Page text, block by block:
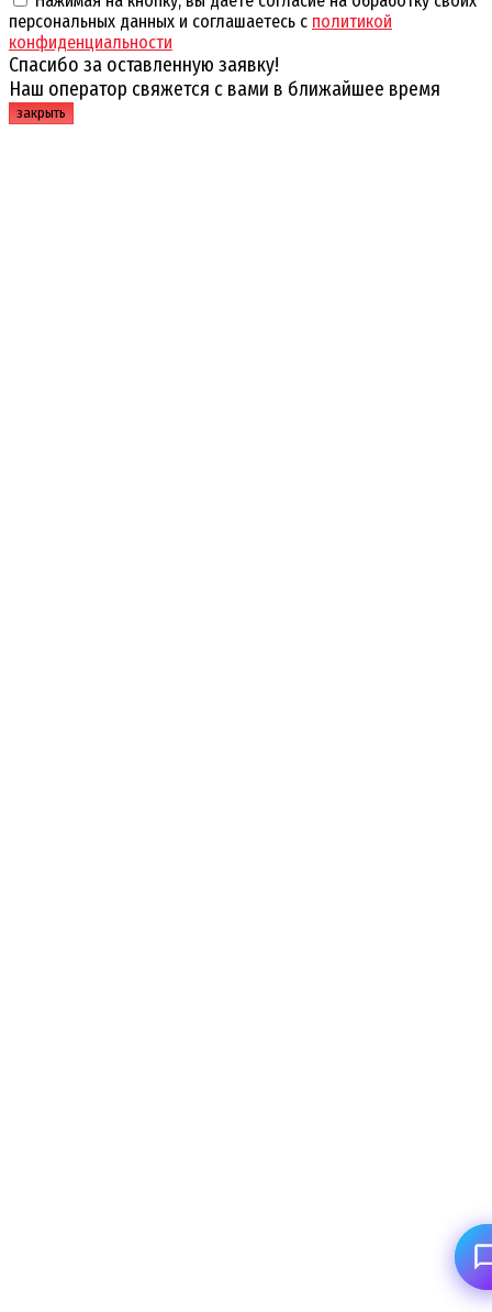
персональных данных и соглашаетесь с политикой
конфиденциальности
Спасибо за оставленную заявку!
Наш оператор свяжется с вами в ближайшее время
закрыть